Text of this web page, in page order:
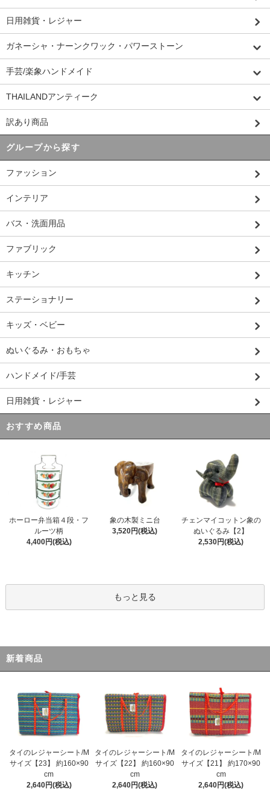
日用雑貨・レジャー
ガネーシャ・ナーンクワック・パワーストーン
手芸/楽象ハンドメイド
THAILANDアンティーク
訳あり商品
グループから探す
ファッション
インテリア
バス・洗面用品
ファブリック
キッチン
ステーショナリー
キッズ・ベビー
ぬいぐるみ・おもちゃ
ハンドメイド/手芸
日用雑貨・レジャー
おすすめ商品
ホーロー弁当箱４段・フ
ルーツ柄
4,400円(税込)
象の木製ミニ台
3,520円(税込)
チェンマイコットン象の
ぬいぐるみ【2】
2,530円(税込)
もっと見る
新着商品
タイのレジャーシート/M
サイズ【23】 約160×90
cm
2,640円(税込)
タイのレジャーシート/M
サイズ【22】 約160×90
cm
2,640円(税込)
タイのレジャーシート/M
サイズ【21】 約170×90
cm
2,640円(税込)